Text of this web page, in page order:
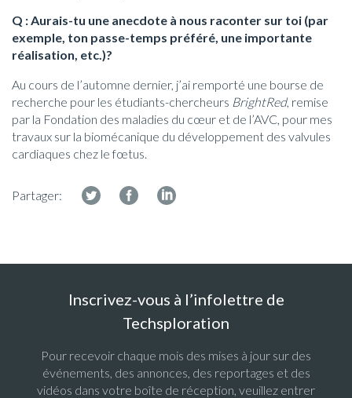
Q : Aurais-tu une anecdote à nous raconter sur toi (par
exemple, ton passe-temps préféré, une importante
réalisation, etc.)?
Au cours de l’automne dernier, j’ai remporté une bourse de
recherche pour les étudiants-chercheurs BrightRed, remise
par la Fondation des maladies du cœur et de l’AVC, pour mes
travaux sur la biomécanique du développement des valvules
cardiaques chez le fœtus.
Partager:
Inscrivez-vous à l’infolettre de
Techsploration
Pour recevoir chaque mois des mises à jour sur des
événements, des annonces, des reportages et des
vidéos dans votre boîte de réception, veuillez entrer